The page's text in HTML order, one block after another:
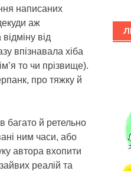
написаних
аж
від
впізнавала хіба
то чи прізвище).
про тяжку й
багато й ретельно
ним часи, або
автора вхопити
реалій та